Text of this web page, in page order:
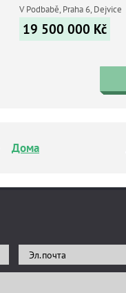
V Podbabě, Praha 6, Dejvice
19 500 000 Kč
Дома